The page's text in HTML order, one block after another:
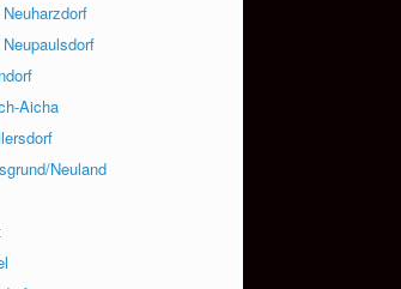
Aicha
Neuland